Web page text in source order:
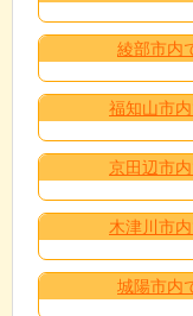
綾部市内
福知山市
京田辺市
木津川市
城陽市内